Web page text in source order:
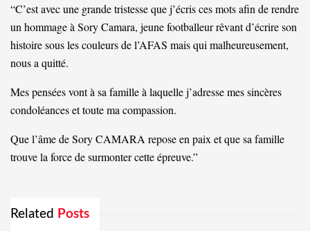
“C’est avec une grande tristesse que j’écris ces mots afin de rendre
un hommage à Sory Camara, jeune footballeur rêvant d’écrire son
histoire sous les couleurs de l’AFAS mais qui malheureusement,
nous a quitté.
Mes pensées vont à sa famille à laquelle j’adresse mes sincères
condoléances et toute ma compassion.
Que l’âme de Sory CAMARA repose en paix et que sa famille
trouve la force de surmonter cette épreuve.”
Related Posts